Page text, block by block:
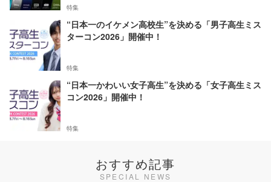
特集
“日本一のイケメン高校生”を決める「男子高生ミス
ターコン2026」開催中！
特集
“日本一かわいい女子高生”を決める「女子高生ミス
コン2026」開催中！
特集
おすすめ記事
SPECIAL NEWS